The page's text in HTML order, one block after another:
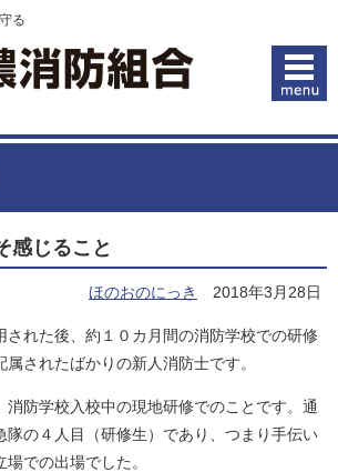
る
感じること
ほのおのにっき 2018年3月28日
された後、約１０カ月間の消防学校での研修
されたばかりの新人消防士です。
消防学校入校中の現地研修でのことです。通
隊の４人目（研修生）であり、つまり手伝い
での出場でした。